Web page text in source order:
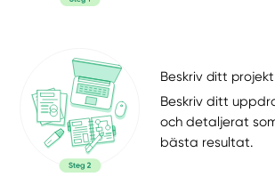
Beskriv ditt projekt
Beskriv ditt
och detaljerat
bästa resultat.